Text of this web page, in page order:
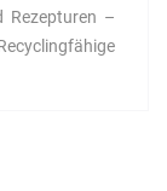
Rezepturen –